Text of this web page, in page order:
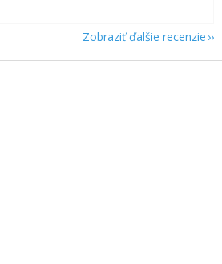
Zobraziť ďalšie recenzie